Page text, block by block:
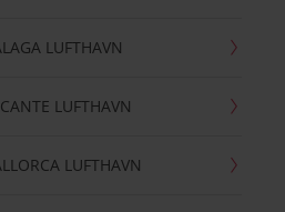
LUFTHAVN
LUFTHAVN
LUFTHAVN